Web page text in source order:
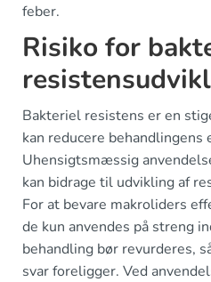
feber.
Risiko for
Bakteriel resistens er en
kan reducere behandlingens
Uhensigtsmæssig
kan bidrage til udvikling af
For at bevare makroliders
de kun anvendes på streng
behandling bør revurderes,
svar foreligger. Ved